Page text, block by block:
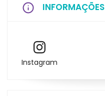
INFORMAÇÕES
Instagram